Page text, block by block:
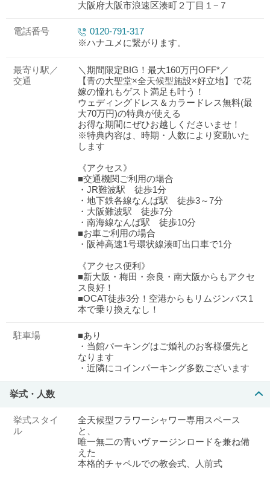
大阪府大阪市浪速区湊町２丁目１−７
電話番号
0120-791-317
※ハナユメに繋がります。
最寄り駅／
交通
＼期間限定BIG！最大160万円OFF*／
【青の大聖堂×全天候型施設×好立地】で花
嫁の憧れもゲスト満足も叶う！
ウェディングドレス＆カラードレス無料(最
大70万円)の特典が使える
お得な期間にぜひお越しくださいませ！
※特典内容は、時期・人数により変動いた
します
《アクセス》
■交通機関ご利用の場合
・JR難波駅 徒歩1分
・地下鉄各線なんば駅 徒歩3～7分
・大阪難波駅 徒歩7分
・南海線なんば駅 徒歩10分
■お車ご利用の場合
・阪神高速1号環状線湊町出口車で1分
《アクセス便利》
■新大阪・梅田・奈良・南大阪からもアクセ
ス良好！
■OCAT徒歩3分！空港からもリムジンバス1
本で乗り換えなし！
駐車場
■あり
・当館パーキングはご婚礼のお客様優先と
なります
・近隣にコインパーキング多数ございます
挙式・人数
挙式スタイ
ル
全天候型フラワーシャワー専用スペース
と、
唯一無二の青いヴァージンロードを兼ね備
えた
本格的チャペルでの教会式、人前式